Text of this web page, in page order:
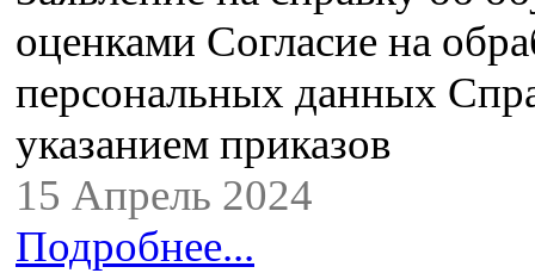
оценками Согласие на
персональных данных
указанием приказов
15 Апрель 2024
Подробнее...